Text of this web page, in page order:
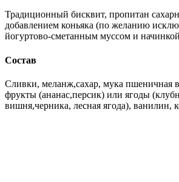
Традиционный бисквит, пропитан
добавлением коньяка (по желанию
йогуртово-сметанным муссом и
Состав
Сливки, меланж,сахар, мука пшеничная
фрукты (ананас,персик) или ягоды
вишня,черника, лесная ягода), ванилин,